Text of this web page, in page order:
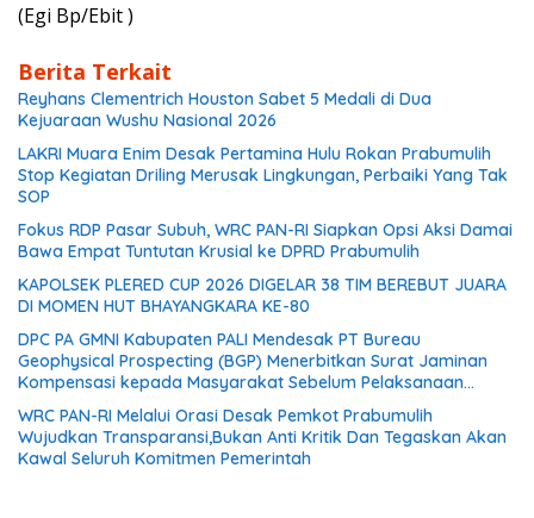
(Egi Bp/Ebit )
Berita Terkait
Reyhans Clementrich Houston Sabet 5 Medali di Dua
Kejuaraan Wushu Nasional 2026
LAKRI Muara Enim Desak Pertamina Hulu Rokan Prabumulih
Stop Kegiatan Driling Merusak Lingkungan, Perbaiki Yang Tak
SOP
Fokus RDP Pasar Subuh, WRC PAN-RI Siapkan Opsi Aksi Damai
Bawa Empat Tuntutan Krusial ke DPRD Prabumulih
KAPOLSEK PLERED CUP 2026 DIGELAR 38 TIM BEREBUT JUARA
DI MOMEN HUT BHAYANGKARA KE-80
DPC PA GMNI Kabupaten PALI Mendesak PT Bureau
Geophysical Prospecting (BGP) Menerbitkan Surat Jaminan
Kompensasi kepada Masyarakat Sebelum Pelaksanaan
Survei Seismik 3D PEONY
WRC PAN-RI Melalui Orasi Desak Pemkot Prabumulih
Wujudkan Transparansi,Bukan Anti Kritik Dan Tegaskan Akan
Kawal Seluruh Komitmen Pemerintah